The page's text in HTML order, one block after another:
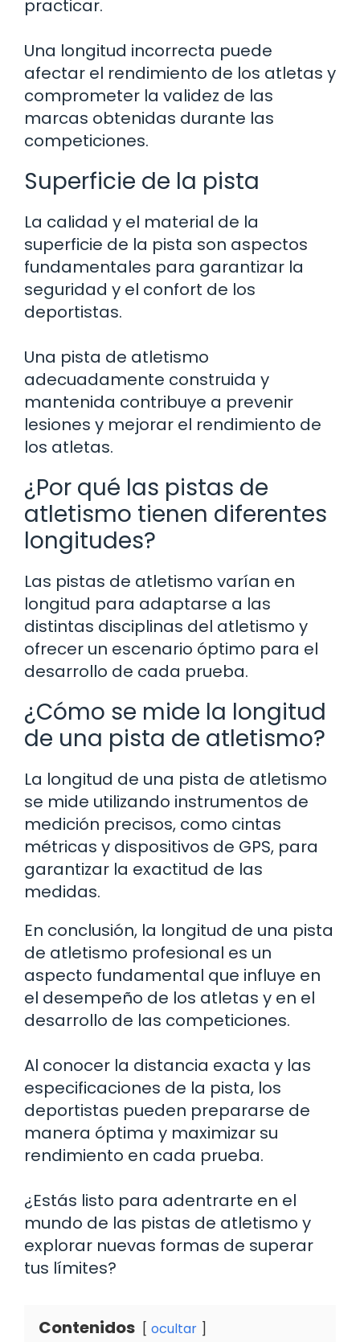
practicar.
Una longitud incorrecta puede
afectar el rendimiento de los atletas y
comprometer la validez de las
marcas obtenidas durante las
competiciones.
Superficie de la pista
La calidad y el material de la
superficie de la pista son aspectos
fundamentales para garantizar la
seguridad y el confort de los
deportistas.
Una pista de atletismo
adecuadamente construida y
mantenida contribuye a prevenir
lesiones y mejorar el rendimiento de
los atletas.
¿Por qué las pistas de
atletismo tienen diferentes
longitudes?
Las pistas de atletismo varían en
longitud para adaptarse a las
distintas disciplinas del atletismo y
ofrecer un escenario óptimo para el
desarrollo de cada prueba.
¿Cómo se mide la longitud
de una pista de atletismo?
La longitud de una pista de atletismo
se mide utilizando instrumentos de
medición precisos, como cintas
métricas y dispositivos de GPS, para
garantizar la exactitud de las
medidas.
En conclusión, la longitud de una pista
de atletismo profesional es un
aspecto fundamental que influye en
el desempeño de los atletas y en el
desarrollo de las competiciones.
Al conocer la distancia exacta y las
especificaciones de la pista, los
deportistas pueden prepararse de
manera óptima y maximizar su
rendimiento en cada prueba.
¿Estás listo para adentrarte en el
mundo de las pistas de atletismo y
explorar nuevas formas de superar
tus límites?
Contenidos ocultar